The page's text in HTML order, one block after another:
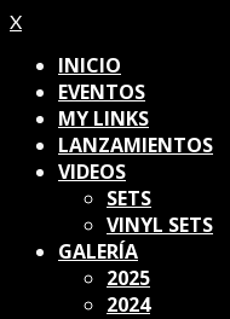
X
INICIO
EVENTOS
MY LINKS
LANZAMIENTOS
VIDEOS
SETS
VINYL SETS
GALERÍA
2025
2024